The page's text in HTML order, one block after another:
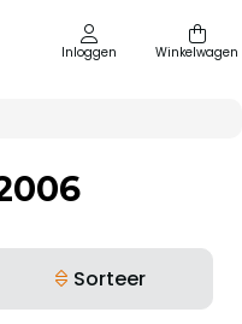
Inloggen Winkelwagen
Sorteer